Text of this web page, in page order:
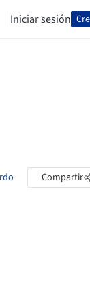
Iniciar sesión
Compartir